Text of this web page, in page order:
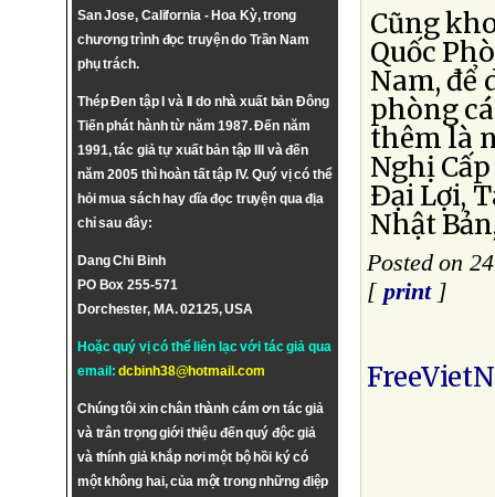
San Jose, California - Hoa Kỳ, trong
chương trình đọc truyện do Trần Nam
phụ trách.
Thép Đen tập I và II do nhà xuất bản Đông
Tiến phát hành từ năm 1987. Đến năm
1991, tác giả tự xuất bản tập III và đến
năm 2005 thì hoàn tất tập IV. Quý vị có thể
hỏi mua sách hay dĩa đọc truyện qua địa
chỉ sau đây:
Dang Chi Binh
PO Box 255-571
Dorchester, MA. 02125, USA
Hoặc quý vị có thể liên lạc với tác giả qua
email:dcbinh38@hotmail.com
Chúng tôi xin chân thành cám ơn tác giả
và trân trọng giới thiệu đến quý độc giả
và thính giả khắp nơi một bộ hồi ký có
một không hai, của một trong những điệp
Cũng
Quốc
Nam, để
phòng
thêm là
Nghị
Ðại Lợi,
Nhật
Posted on
[ print]